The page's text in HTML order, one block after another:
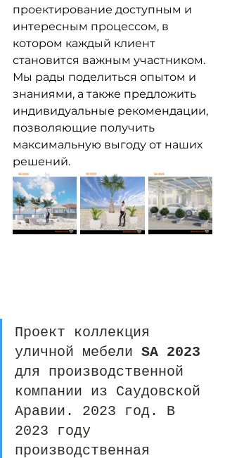
проектирование доступным и
интересным процессом, в
котором каждый клиент
становится важным участником.
Мы рады поделиться опытом и
знаниями, а также предложить
индивидуальные рекомендации,
позволяющие получить
максимальную выгоду от наших
решений.
Проект коллекция
уличной мебели SA 2023
для производственной
компании из Саудовской
Аравии. 2023 год. В
2023 году
производственная